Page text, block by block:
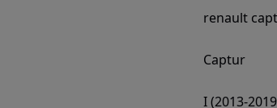
renault
Captur
I (2013-